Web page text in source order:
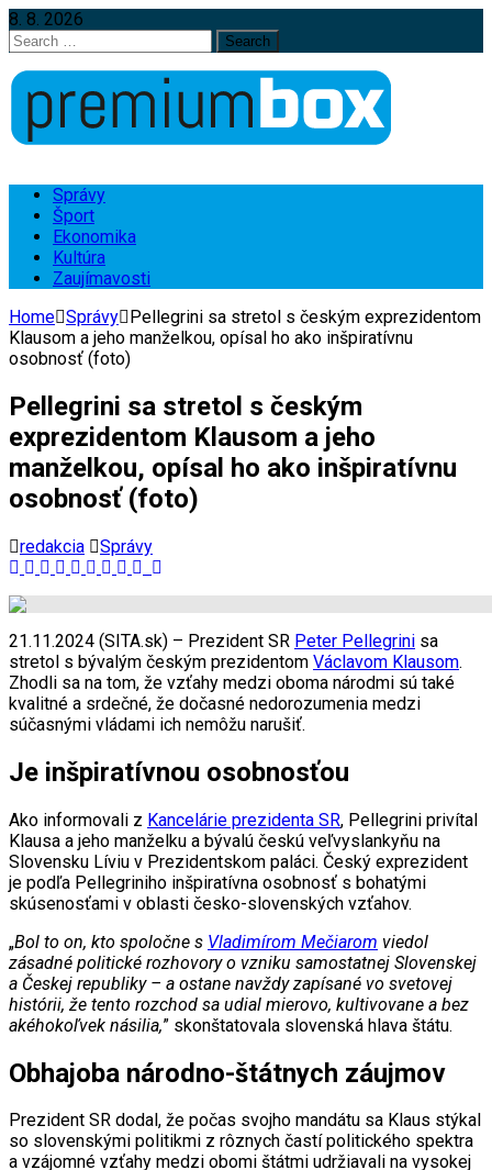
8. 8. 2026
Search
for:
Správy
Šport
Ekonomika
Kultúra
Zaujímavosti
Home Správy Pellegrini sa stretol s českým exprezidentom
Klausom a jeho manželkou, opísal ho ako inšpiratívnu
osobnosť (foto)
Pellegrini sa stretol s českým
exprezidentom Klausom a jeho
manželkou, opísal ho ako inšpiratívnu
osobnosť (foto)
redakcia Správy
21.11.2024 (SITA.sk) – Prezident SR Peter Pellegrini sa
stretol s bývalým českým prezidentom Václavom Klausom.
Zhodli sa na tom, že vzťahy medzi oboma národmi sú také
kvalitné a srdečné, že dočasné nedorozumenia medzi
súčasnými vládami ich nemôžu narušiť.
Je inšpiratívnou osobnosťou
Ako informovali z Kancelárie prezidenta SR, Pellegrini privítal
Klausa a jeho manželku a bývalú českú veľvyslankyňu na
Slovensku Líviu v Prezidentskom paláci. Český exprezident
je podľa Pellegriniho inšpiratívna osobnosť s bohatými
skúsenosťami v oblasti česko-slovenských vzťahov.
„Bol to on, kto spoločne s Vladimírom Mečiarom viedol
zásadné politické rozhovory o vzniku samostatnej Slovenskej
a Českej republiky – a ostane navždy zapísané vo svetovej
histórii, že tento rozchod sa udial mierovo, kultivovane a bez
akéhokoľvek násilia,” skonštatovala slovenská hlava štátu.
Obhajoba národno-štátnych záujmov
Prezident SR dodal, že počas svojho mandátu sa Klaus stýkal
so slovenskými politikmi z rôznych častí politického spektra
a vzájomné vzťahy medzi obomi štátmi udržiavali na vysokej